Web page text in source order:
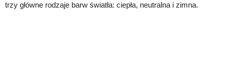
trzy główne rodzaje barw światła: ciepła, neutralna i zimna.